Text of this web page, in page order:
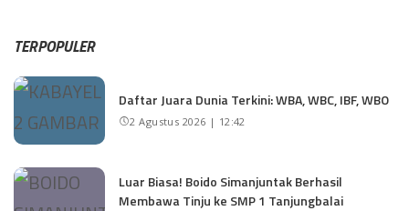
TERPOPULER
Daftar Juara Dunia Terkini: WBA, WBC, IBF, WBO
2 Agustus 2026 | 12:42
Luar Biasa! Boido Simanjuntak Berhasil
Membawa Tinju ke SMP 1 Tanjungbalai